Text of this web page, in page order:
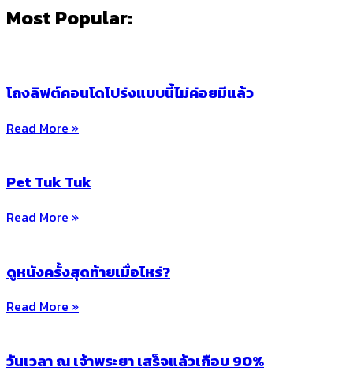
Most Popular:
โถงลิฟต์คอนโดโปร่งแบบนี้ไม่ค่อยมีแล้ว
Read More »
Pet Tuk Tuk
Read More »
ดูหนังครั้งสุดท้ายเมื่อไหร่?
Read More »
วันเวลา ณ เจ้าพระยา เสร็จแล้วเกือบ 90%